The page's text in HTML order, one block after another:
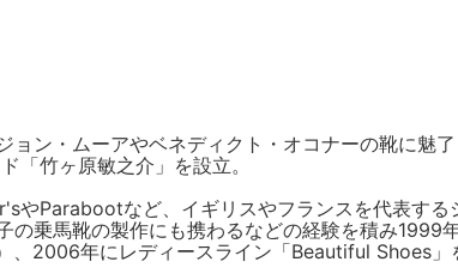
ョン・ムーアやベネディクト・オコナーの靴に魅
「竹ヶ原敏之介」を設立。
やParabootなど、イギリスやフランスを代表する
の乗馬靴の製作にも携わるなどの経験を積み1999
2006年にレディースライン「Beautiful Shoes」